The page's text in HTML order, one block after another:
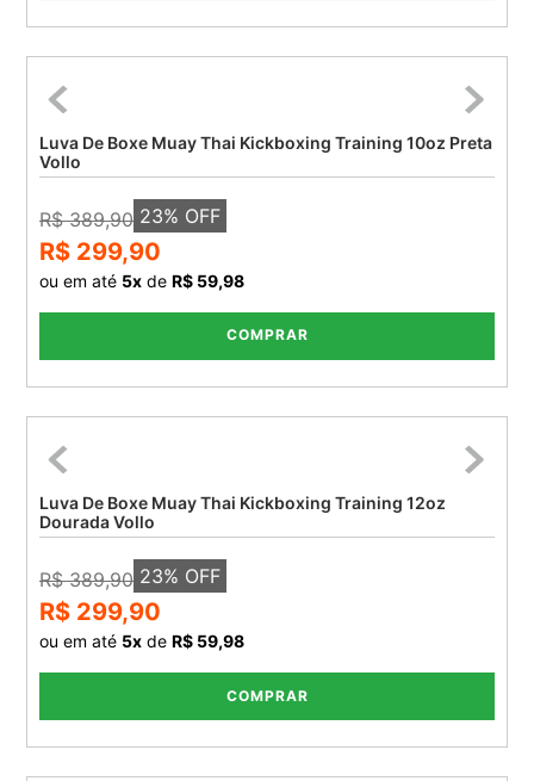
Luva De Boxe Muay Thai Kickboxing Training 10oz Preta
Vollo
R$ 389,90 23% OFF
R$ 299,90
ou em até 5x de R$ 59,98
COMPRAR
Luva De Boxe Muay Thai Kickboxing Training 12oz
Dourada Vollo
R$ 389,90 23% OFF
R$ 299,90
ou em até 5x de R$ 59,98
COMPRAR